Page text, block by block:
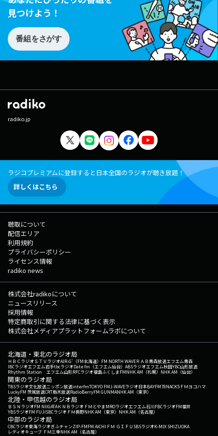
見つけよう！
番組をさがす
radiko.jp
ラジコプレミアムに登録すると日本全国のラジオが聴き放題！
詳しくはこちら
聴取について
配信エリア
利用規約
プライバシーポリシー
ライセンス情報
radiko news
株式会社radikoについて
ニュースリリース
採用情報
特定商取引に関する法律に基づく表示
株式会社メディアプラットフォームラボについて
北海道・東北のラジオ局
ＨＢＣラジオＳＴＶラジオAIR-G'（FM北海道） FM NORTH WAVEＲＡＢ青森放送エフエム青森
IBCラジオエフエム岩手tbcラジオDate fm（エフエム仙台） ABSラジオエフエム秋田YBC山形放送
Rhythm Station エフエム山形RFCラジオ福島ふくしまFMNHK AM（札幌） NHK AM（仙台）
関東のラジオ局
TBSラジオ文化放送ニッポン放送interfmTOKYO FMJ-WAVEラジオ日本BAYFM78NACK5 ＦＭヨコハマ
LuckyFM 茨城放送CRT栃木放送RadioBerryFM GUNMANHK AM（東京）
北陸・甲信越のラジオ局
ＢＳＮラジオFM NIIGATAＫＮＢラジオ ＦＭとやまMROラジオエフエム石川FBCラジオFM福井
YBSラジオFM FUJISBCラジオ ＦＭ長野NHK AM（東京） NHK AM（名古屋）
中部のラジオ局
CBCラジオ東海ラジオぎふチャンZIP-FMFM AICHI ＦＭ ＧＩＦＵ SBSラジオK-MIX SHIZUOKA
レディオキューブ ＦＭ三重NHK AM（名古屋）